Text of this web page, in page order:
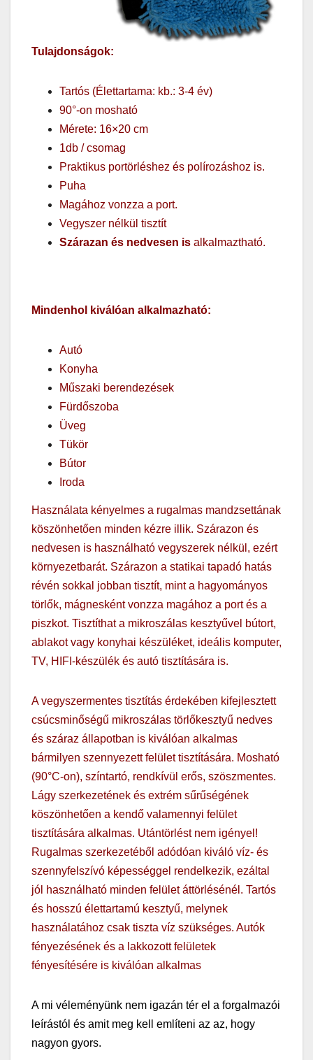
Tulajdonságok:
Tartós (Élettartama: kb.: 3-4 év)
90°-on mosható
Mérete: 16×20 cm
1db / csomag
Praktikus portörléshez és polírozáshoz is.
Puha
Magához vonzza a port.
Vegyszer nélkül tisztít
Szárazan és nedvesen is alkalmaztható.
Mindenhol kiválóan alkalmazható:
Autó
Konyha
Műszaki berendezések
Fürdőszoba
Üveg
Tükör
Bútor
Iroda
Használata kényelmes a rugalmas mandzsettának
köszönhetően minden kézre illik. Szárazon és
nedvesen is használható vegyszerek nélkül, ezért
környezetbarát. Szárazon a statikai tapadó hatás
révén sokkal jobban tisztít, mint a hagyományos
törlők, mágnesként vonzza magához a port és a
piszkot. Tisztíthat a mikroszálas kesztyűvel bútort,
ablakot vagy konyhai készüléket, ideális komputer,
TV, HIFI-készülék és autó tisztítására is.
A vegyszermentes tisztítás érdekében kifejlesztett
csúcsminőségű mikroszálas törlőkesztyű nedves
és száraz állapotban is kiválóan alkalmas
bármilyen szennyezett felület tisztítására. Mosható
(90°C-on), színtartó, rendkívül erős, szöszmentes.
Lágy szerkezetének és extrém sűrűségének
köszönhetően a kendő valamennyi felület
tisztítására alkalmas. Utántörlést nem igényel!
Rugalmas szerkezetéből adódóan kiváló víz- és
szennyfelszívó képességgel rendelkezik, ezáltal
jól használható minden felület áttörlésénél. Tartós
és hosszú élettartamú kesztyű, melynek
használatához csak tiszta víz szükséges. Autók
fényezésének és a lakkozott felületek
fényesítésére is kiválóan alkalmas
A mi véleményünk nem igazán tér el a forgalmazói
leírástól és amit meg kell említeni az az, hogy
nagyon gyors.